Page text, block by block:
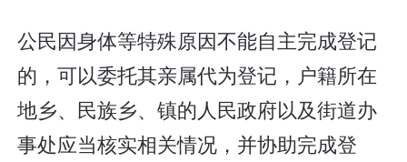
公民因身体等特殊原因不能自主完成登记
的，可以委托其亲属代为登记，户籍所在
地乡、民族乡、镇的人民政府以及街道办
事处应当核实相关情况，并协助完成登